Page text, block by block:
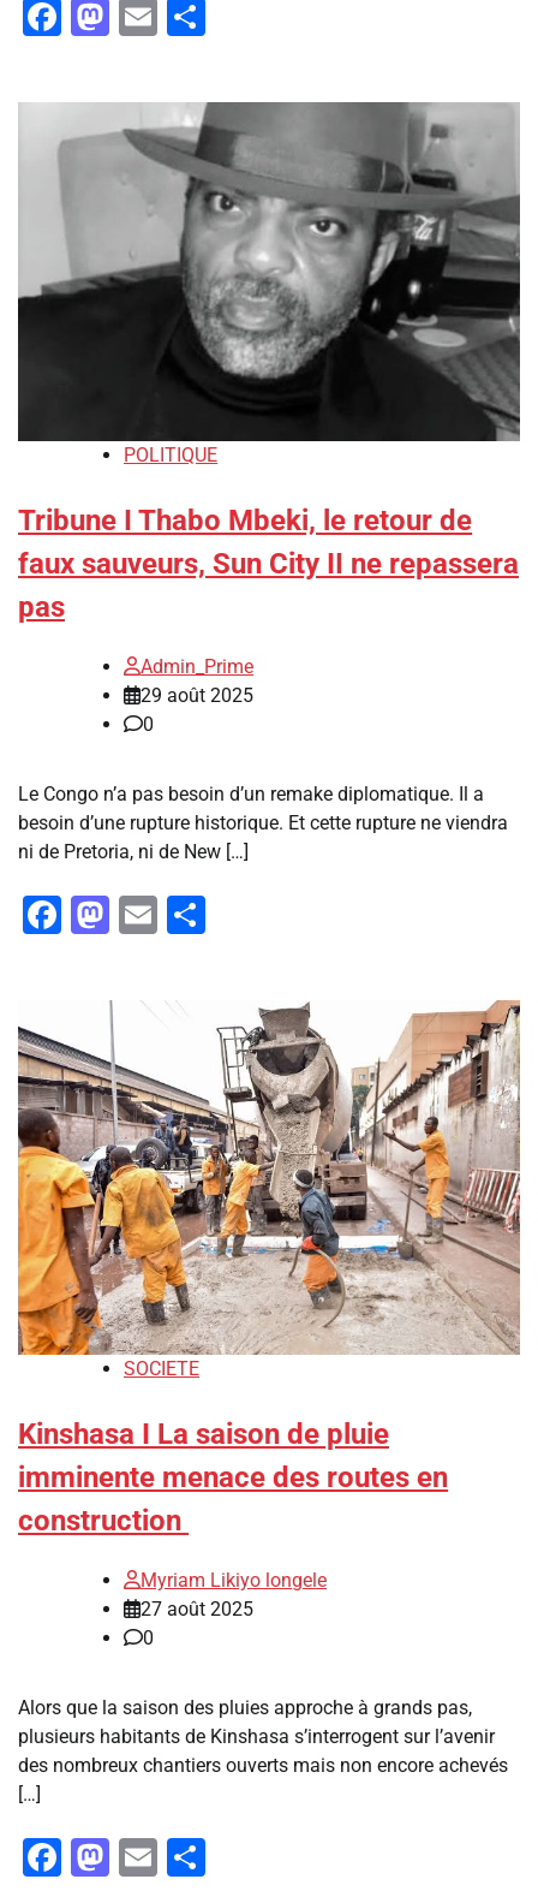
Facebook
Mastodon
Email
POLITIQUE
Tribune I Thabo Mbeki, le retour de
faux sauveurs, Sun City II ne repassera
pas
Admin_Prime
29 août 2025
0
Le Congo n’a pas besoin d’un remake diplomatique. Il a
besoin d’une rupture historique. Et cette rupture ne viendra
ni de Pretoria, ni de New […]
Facebook
Mastodon
Email
SOCIETE
Kinshasa I La saison de pluie
imminente menace des routes en
construction
Myriam Likiyo longele
27 août 2025
0
Alors que la saison des pluies approche à grands pas,
plusieurs habitants de Kinshasa s’interrogent sur l’avenir
des nombreux chantiers ouverts mais non encore achevés
[…]
Facebook
Mastodon
Email